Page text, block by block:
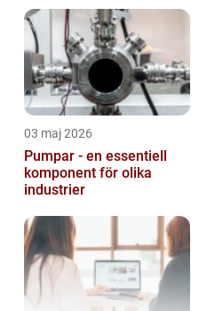
03 maj 2026
Pumpar - en essentiell
komponent för olika
industrier